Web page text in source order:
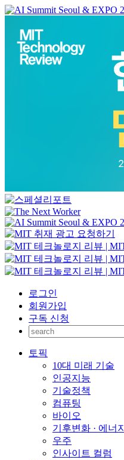
로그인
회원가입
구독 신청
토픽
10대 미래 기술
인공지능
기술정책
컴퓨팅
바이오
기후변화 · 에너지
우주
인사이트 컬럼